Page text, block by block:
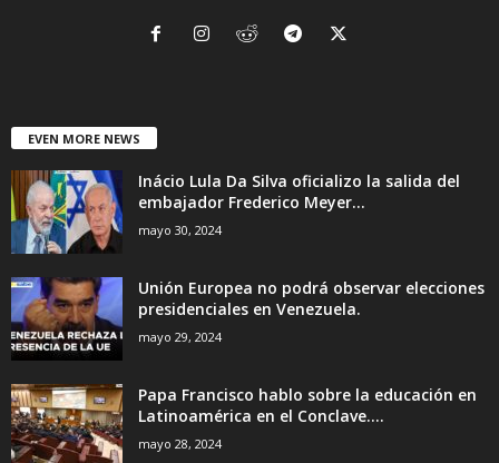
EVEN MORE NEWS
Inácio Lula Da Silva oficializo la salida del
embajador Frederico Meyer...
mayo 30, 2024
Unión Europea no podrá observar elecciones
presidenciales en Venezuela.
mayo 29, 2024
Papa Francisco hablo sobre la educación en
Latinoamérica en el Conclave....
mayo 28, 2024